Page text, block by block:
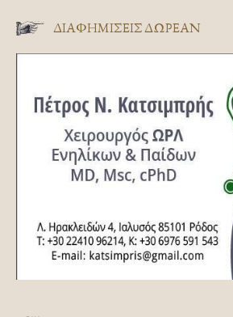
ΔΙΑΦΗΜΊΣΕΙΣ ΔΩΡΕΆΝ